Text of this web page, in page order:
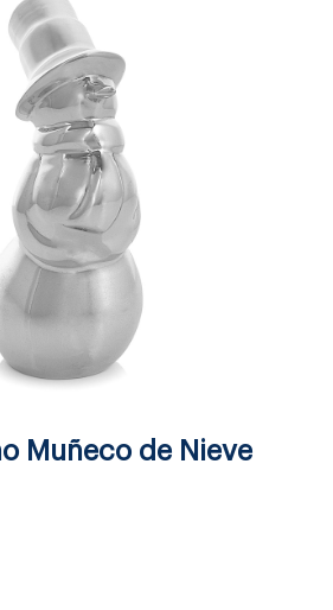
Muñeco de Nieve